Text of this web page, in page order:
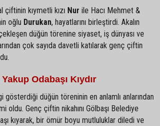
kıymetli kızı Nur ile Hacı Mehmet &
oğlu Durukan, hayatlarını birleştirdi. Akalın
düğün törenine siyaset, iş dünyası ve
çok sayıda davetli katılarak genç çiftin
Odabaşı Kıydır
gösterdiği düğün töreninin en anlamlı anlarından
oldu. Genç çiftin nikahını Gölbaşı Belediye
kıyarak, bir ömür boyu mutluluklar diledi ve